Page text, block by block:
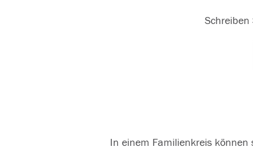
In einem Familienkreis